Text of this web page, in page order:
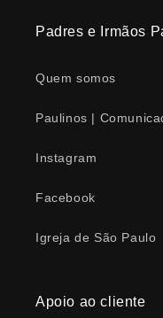
Padres e Irmãos
Quem somos
Paulinos |
Instagram
Facebook
Igreja de São Paulo
Apoio ao cliente